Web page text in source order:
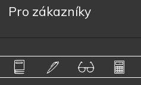
Pro zákazníky